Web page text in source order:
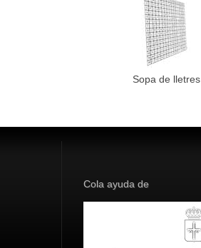
Sopa de lletres
Cola ayuda de